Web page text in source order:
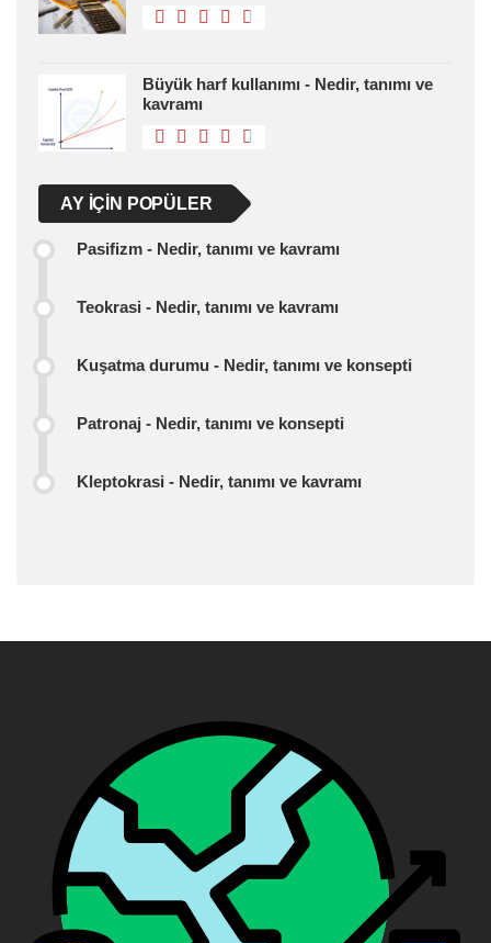
Büyük harf kullanımı - Nedir, tanımı ve
kavramı
AY IÇIN POPÜLER
Pasifizm - Nedir, tanımı ve kavramı
Teokrasi - Nedir, tanımı ve kavramı
Kuşatma durumu - Nedir, tanımı ve konsepti
Patronaj - Nedir, tanımı ve konsepti
Kleptokrasi - Nedir, tanımı ve kavramı